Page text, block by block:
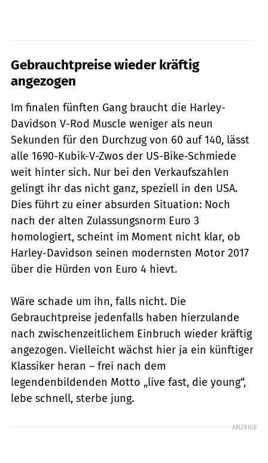
Gebrauchtpreise wieder kräftig
angezogen
Im finalen fünften Gang braucht die Harley-
Davidson V-Rod Muscle weniger als neun
Sekunden für den Durchzug von 60 auf 140, lässt
alle 1690-Kubik-V-Zwos der US-Bike-Schmiede
weit hinter sich. Nur bei den Verkaufszahlen
gelingt ihr das nicht ganz, speziell in den USA.
Dies führt zu einer absurden Situation: Noch
nach der alten Zulassungsnorm Euro 3
homologiert, scheint im Moment nicht klar, ob
Harley-Davidson seinen modernsten Motor 2017
über die Hürden von Euro 4 hievt.
Wäre schade um ihn, falls nicht. Die
Gebrauchtpreise jedenfalls haben hierzulande
nach zwischenzeitlichem Einbruch wieder kräftig
angezogen. Vielleicht wächst hier ja ein künftiger
Klassiker heran – frei nach dem
legendenbildenden Motto „live fast, die young“,
lebe schnell, sterbe jung.
ANZEIGE